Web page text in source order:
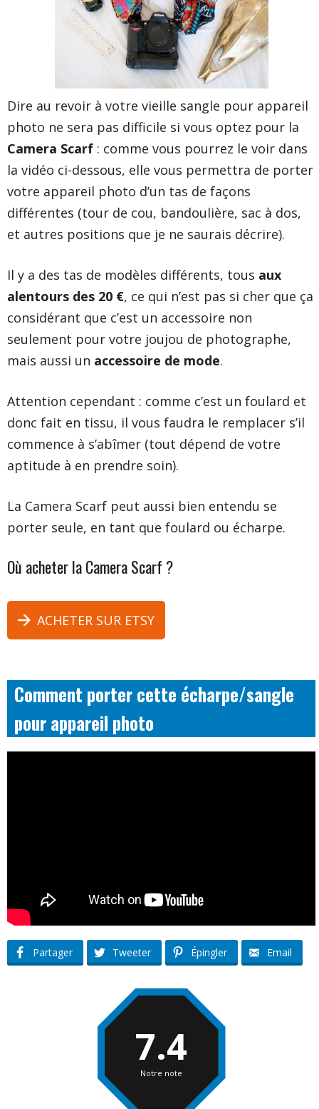
Dire au revoir à votre vieille sangle pour appareil
photo ne sera pas difficile si vous optez pour la
Camera Scarf : comme vous pourrez le voir dans
la vidéo ci-dessous, elle vous permettra de porter
votre appareil photo d’un tas de façons
différentes (tour de cou, bandoulière, sac à dos,
et autres positions que je ne saurais décrire).
Il y a des tas de modèles différents, tous aux
alentours des 20 €, ce qui n’est pas si cher que ça
considérant que c’est un accessoire non
seulement pour votre joujou de photographe,
mais aussi un accessoire de mode.
Attention cependant : comme c’est un foulard et
donc fait en tissu, il vous faudra le remplacer s’il
commence à s’abîmer (tout dépend de votre
aptitude à en prendre soin).
La Camera Scarf peut aussi bien entendu se
porter seule, en tant que foulard ou écharpe.
Où acheter la Camera Scarf ?
ACHETER SUR ETSY
Comment porter cette écharpe/sangle
pour appareil photo
Partager Tweeter Épingler Email
7.4
Notre note